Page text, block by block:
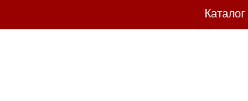
Каталог